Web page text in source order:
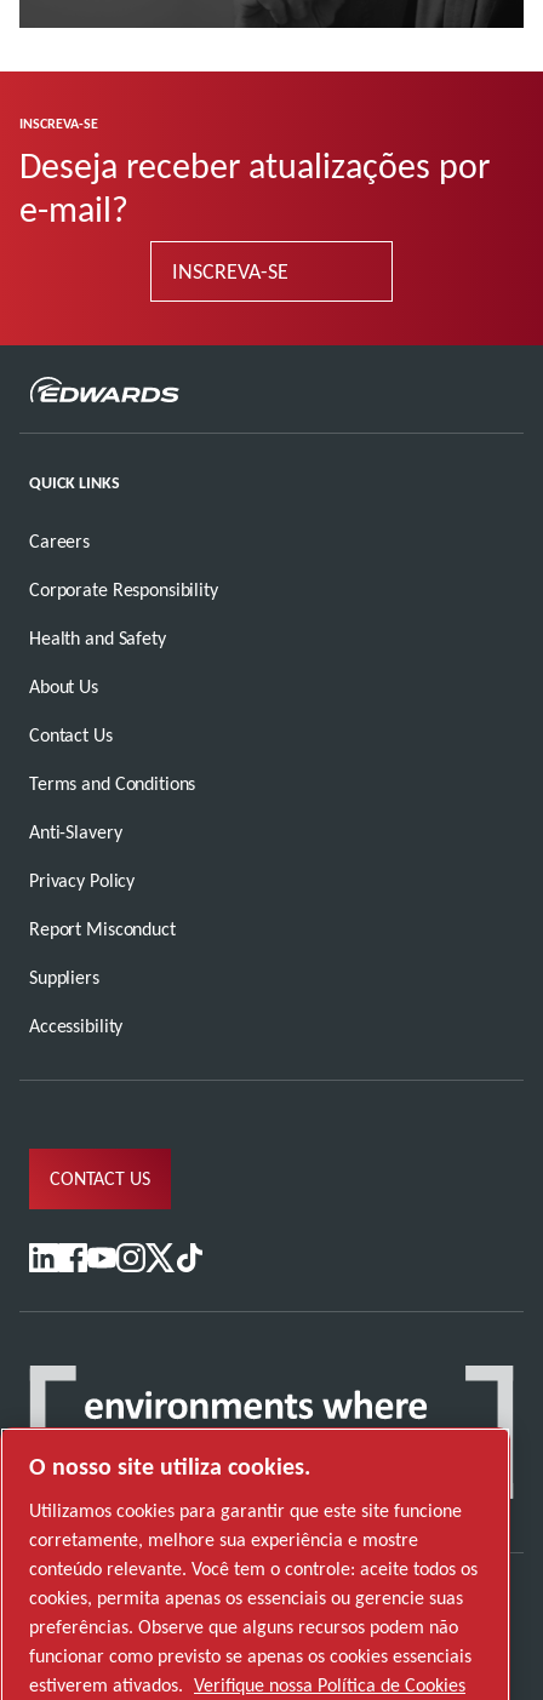
INSCREVA-SE
Deseja receber atualizações por
e-mail?
INSCREVA-SE
QUICK LINKS
Careers
Corporate Responsibility
Health and Safety
About Us
Contact Us
Terms and Conditions
Anti-Slavery
Privacy Policy
Report Misconduct
Suppliers
Accessibility
CONTACT US
Descubra como o Atlas Copco Group permite
uma tecnologia que transforma o futuro.
Visite o website do Atlas Copco Group
O nosso site utiliza cookies.
Utilizamos cookies para garantir que este site funcione
corretamente, melhore sua experiência e mostre
conteúdo relevante. Você tem o controle: aceite todos os
cookies, permita apenas os essenciais ou gerencie suas
preferências. Observe que alguns recursos podem não
funcionar como previsto se apenas os cookies essenciais
estiverem ativados. Verifique nossa Política de Cookies